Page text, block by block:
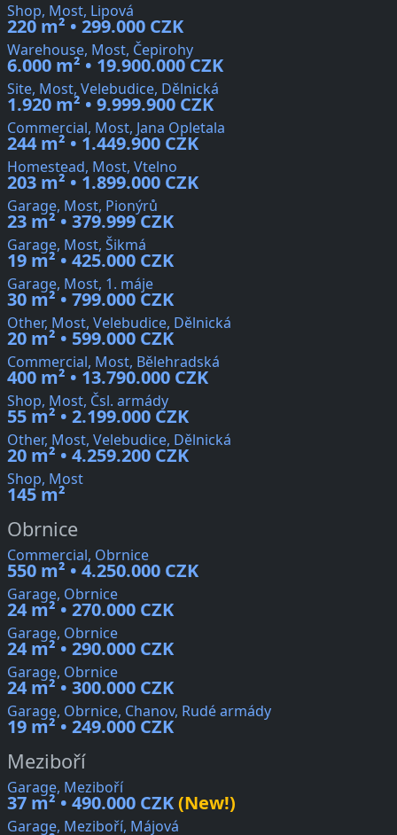
Shop, Most, Lipová
220 m² • 299.000 CZK
Warehouse, Most, Čepirohy
6.000 m² • 19.900.000 CZK
Site, Most, Velebudice, Dělnická
1.920 m² • 9.999.900 CZK
Commercial, Most, Jana Opletala
244 m² • 1.449.900 CZK
Homestead, Most, Vtelno
203 m² • 1.899.000 CZK
Garage, Most, Pionýrů
23 m² • 379.999 CZK
Garage, Most, Šikmá
19 m² • 425.000 CZK
Garage, Most, 1. máje
30 m² • 799.000 CZK
Other, Most, Velebudice, Dělnická
20 m² • 599.000 CZK
Commercial, Most, Bělehradská
400 m² • 13.790.000 CZK
Shop, Most, Čsl. armády
55 m² • 2.199.000 CZK
Other, Most, Velebudice, Dělnická
20 m² • 4.259.200 CZK
Shop, Most
145 m²
Obrnice
Commercial, Obrnice
550 m² • 4.250.000 CZK
Garage, Obrnice
24 m² • 270.000 CZK
Garage, Obrnice
24 m² • 290.000 CZK
Garage, Obrnice
24 m² • 300.000 CZK
Garage, Obrnice, Chanov, Rudé armády
19 m² • 249.000 CZK
Meziboří
Garage, Meziboří
37 m² • 490.000 CZK(New!)
Garage, Meziboří, Májová